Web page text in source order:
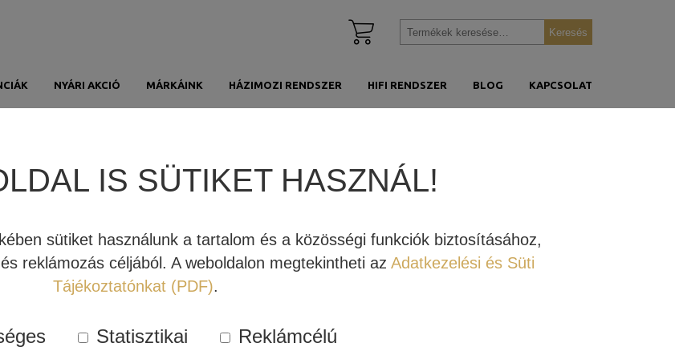
NYÁRI AKCIÓ MÁRKÁINK HÁZIMOZI RENDSZER HIFI RENDSZER BLOG KAPCSOLAT
Kosár
Keresés
Keresés
(VIDEÓ)
IS SÜTIKET HASZNÁL!
sütiket használunk a tartalom és a közösségi funkciók biztosításához,
reklámozás céljából. A weboldalon megtekintheti az Adatkezelési és Süti
Tájékoztatónkat (PDF).
Statisztikai Reklámcélú